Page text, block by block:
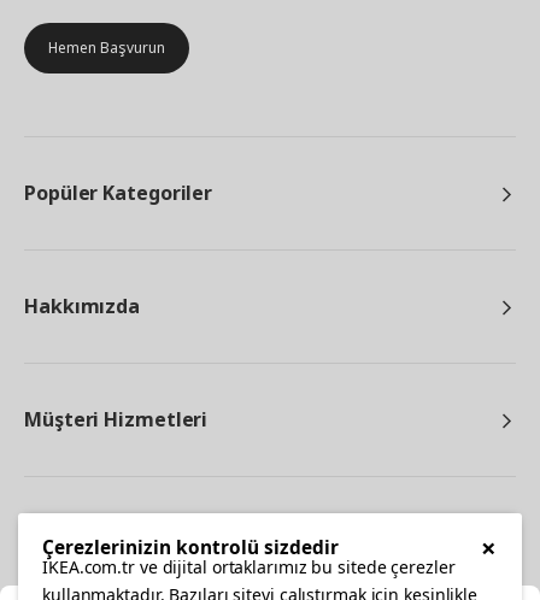
Hemen Başvurun
Popüler Kategoriler
Hakkımızda
Müşteri Hizmetleri
×
Çerezlerinizin kontrolü sizdedir
IKEA.com.tr ve dijital ortaklarımız bu sitede çerezler
kullanmaktadır. Bazıları siteyi çalıştırmak için kesinlikle